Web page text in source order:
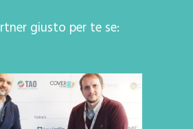
giusto per te se: